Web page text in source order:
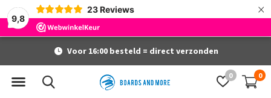
9,8
23 Reviews ×
0 0
Voor 16:00 besteld = direct verzonden